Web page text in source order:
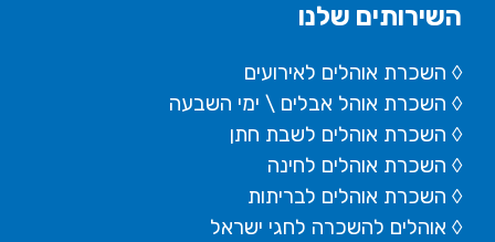
השירותים שלנו
◊ השכרת אוהלים לאירועים
◊ השכרת אוהל אבלים \ ימי השבעה
◊ השכרת אוהלים לשבת חתן
◊ השכרת אוהלים לחינה
◊ השכרת אוהלים לבריתות
◊ אוהלים להשכרה לחגי ישראל